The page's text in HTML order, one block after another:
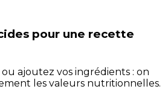
pour une recette
ajoutez vos ingrédients : on
les valeurs nutritionnelles.